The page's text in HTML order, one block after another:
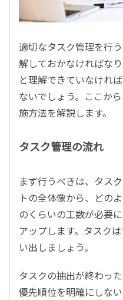
適切なタスク管理を行
解しておかなければな
と理解できていなけれ
ないでしょう。ここか
施方法を解説します。
タスク管理の流れ
まず行うべきは、タス
トの全体像から、どの
のくらいの工数が必要
アップします。タスク
い出しましょう。
タスクの抽出が終わっ
優先順位を明確にしな